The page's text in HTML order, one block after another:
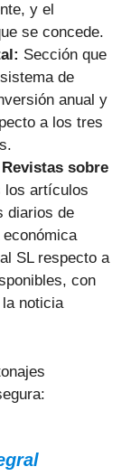
y el
se concede.
Sección que
de
anual y
a los tres
sobre
los artículos
diarios de
SL respecto a
con
noticia